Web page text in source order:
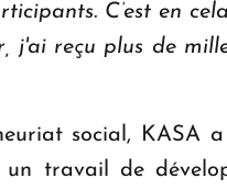
C’est en
j'ai reçu plus de
social,
un travail de